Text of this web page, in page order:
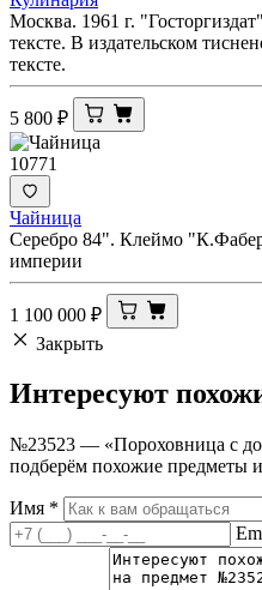
Москва. 1961 г.
тексте. В издательском
тексте.
5 800 ₽
10771
Чайница
Серебро 84". Клеймо
империи
1 100 000 ₽
Закрыть
Интересуют
№23523 — «Пороховница с
подберём похожие предметы
Имя *